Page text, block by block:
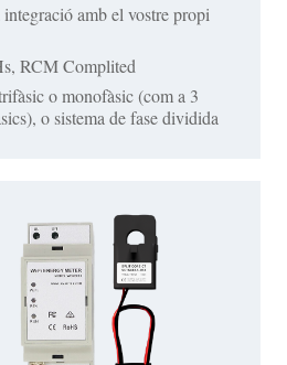
amb el vostre propi
RCM Complited
o monofàsic (com a 3
o sistema de fase dividida